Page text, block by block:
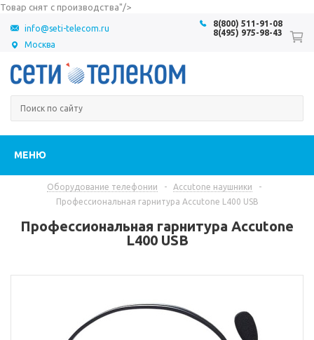
Товар снят с производства"/>
Москва
8(800) 511-91-08
8(495) 975-98-43
info@seti-telecom.ru
МЕНЮ
Оборудование телефонии - Accutone наушники
-
Профессиональная гарнитура Accutone L400 USB
Профессиональная гарнитура Accutone
L400 USB